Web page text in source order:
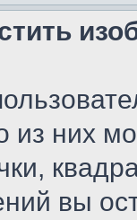
из них
вы